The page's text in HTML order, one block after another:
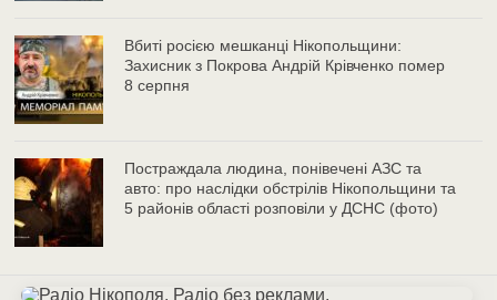
Вбиті росією мешканці Нікопольщини:
Захисник з Покрова Андрій Крівченко помер
8 серпня
Постраждала людина, понівечені АЗС та
авто: про наслідки обстрілів Нікопольщини та
5 районів області розповіли у ДСНС (фото)